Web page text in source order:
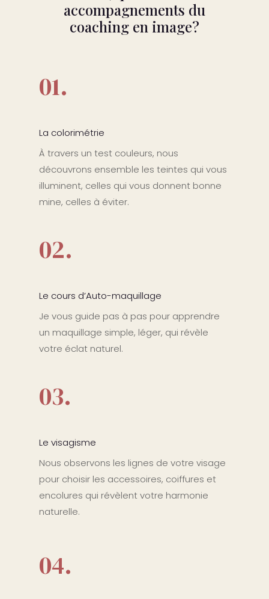
accompagnements du
coaching en image?
01.
La colorimétrie
À travers un test couleurs, nous
découvrons ensemble les teintes qui vous
illuminent, celles qui vous donnent bonne
mine, celles à éviter.
02.
Le cours d’Auto-maquillage
Je vous guide pas à pas pour apprendre
un maquillage simple, léger, qui révèle
votre éclat naturel.
03.
Le visagisme
Nous observons les lignes de votre visage
pour choisir les accessoires, coiffures et
encolures qui révèlent votre harmonie
naturelle.
04.